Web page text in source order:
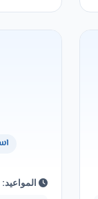
المواعيد: